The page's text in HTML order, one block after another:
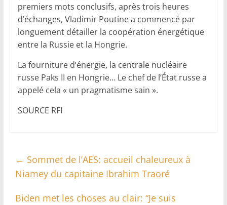
premiers mots conclusifs, après trois heures
d’échanges, Vladimir Poutine a commencé par
longuement détailler la coopération énergétique
entre la Russie et la Hongrie.
La fourniture d’énergie, la centrale nucléaire
russe Paks II en Hongrie… Le chef de l’État russe a
appelé cela « un pragmatisme sain ».
SOURCE RFI
← Sommet de l’AES: accueil chaleureux à
Niamey du capitaine Ibrahim Traoré
Biden met les choses au clair: “Je suis